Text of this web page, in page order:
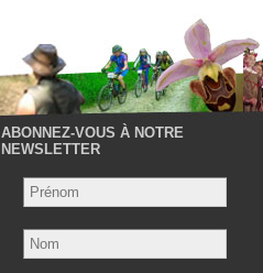
ABONNEZ-VOUS À NOTRE
NEWSLETTER
Nom